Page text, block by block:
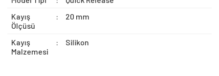
Kayış
Ölçüsü
: 20 mm
Kayış
Malzemesi
: Silikon